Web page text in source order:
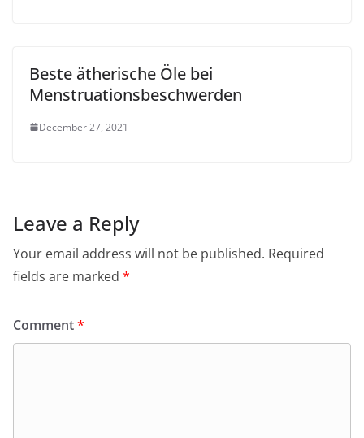
Beste ätherische Öle bei
Menstruationsbeschwerden
December 27, 2021
Leave a Reply
Your email address will not be published. Required
fields are marked *
Comment*